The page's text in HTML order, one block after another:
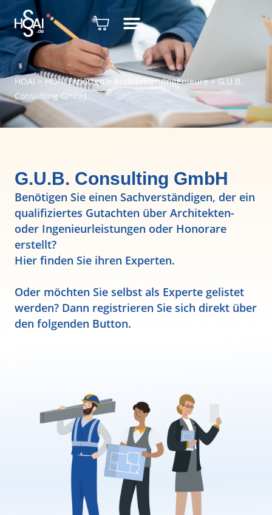
HOAI > HOAI Experten> Architekten/Ingenieure>G.U.B.
Consulting GmbH
G.U.B. Consulting GmbH
Benötigen Sie einen Sachverständigen, der ein
qualifiziertes Gutachten über Architekten-
oder Ingenieurleistungen oder Honorare
erstellt?
Hier finden Sie ihren Experten.
Oder möchten Sie selbst als Experte gelistet
werden? Dann registrieren Sie sich direkt über
den folgenden Button.